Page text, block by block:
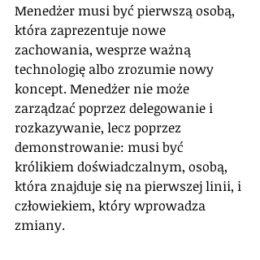
Menedżer musi być pierwszą osobą,
która zaprezentuje nowe
zachowania, wesprze ważną
technologię albo zrozumie nowy
koncept. Menedżer nie może
zarządzać poprzez delegowanie i
rozkazywanie, lecz poprzez
demonstrowanie: musi być
królikiem doświadczalnym, osobą,
która znajduje się na pierwszej linii, i
człowiekiem, który wprowadza
zmiany.